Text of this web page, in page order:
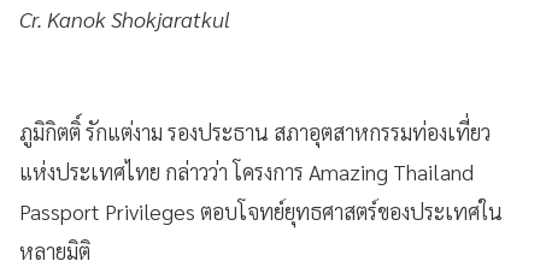
Cr. Kanok Shokjaratkul
ภูมิกิตติ์ รักแต่งาม รองประธาน สภาอุตสาหกรรมท่องเที่ยว
แห่งประเทศไทย กล่าวว่า โครงการ Amazing Thailand
Passport Privileges ตอบโจทย์ยุทธศาสตร์ของประเทศใน
หลายมิติ